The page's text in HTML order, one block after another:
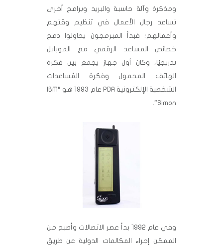
ومذكرة وآلة حاسبة والبريد وبرامج أخرى
تساعد رجال الأعمال في تنظيم وقتهم
وأعمالهم؛ فبدأ المبرمجون يحاولوا دمج
خصائص المساعد الرقمي مع الموبايل
تدريجيًا، وكان أول جهاز يجمع بين فكرة
الهاتف المحمول وفكرة المُساعدات
الشخصية الإلكترونية PDA عام 1993 هو “IBM
Simon”.
وفي عام 1992 بدأ عصر الاتصالات وأصبح من
الممكن إجراء المكالمات الدولية عن طريق